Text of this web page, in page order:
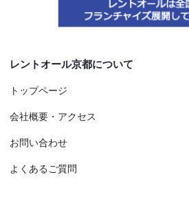
レントオール京都について
トップページ
会社概要・アクセス
お問い合わせ
よくあるご質問